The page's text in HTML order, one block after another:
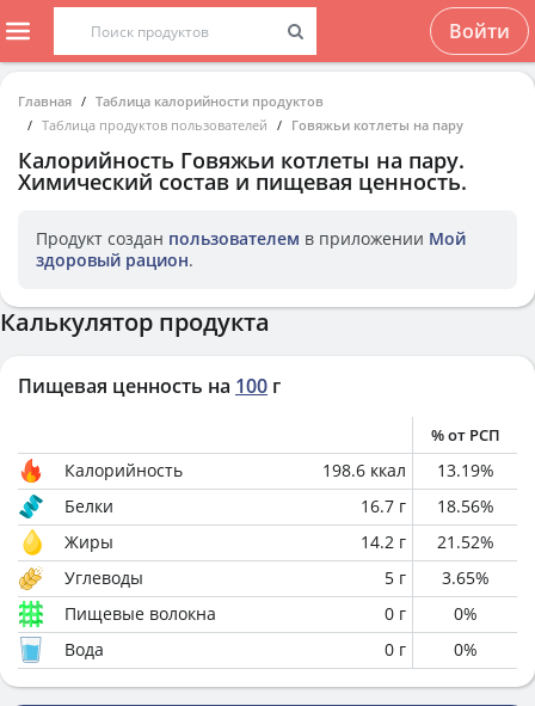
Войти
Главная
Таблица калорийности продуктов
Таблица продуктов пользователей
Говяжьи котлеты на пару
Калорийность Говяжьи котлеты на пару.
Химический состав и пищевая ценность.
Продукт создан пользователем в приложении Мой
здоровый рацион.
Калькулятор продукта
Пищевая ценность на 100 г
% от РСП
Калорийность 198.6 ккал 13.19%
Белки
16.7 г 18.56%
Жиры
14.2 г 21.52%
Углеводы
5 г 3.65%
Пищевые волокна
0 г 0%
Вода
0 г 0%